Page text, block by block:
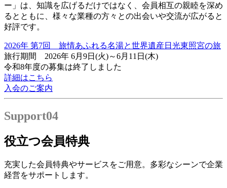
ー」は、知識を広げるだけではなく、会員相互の親睦を深め
るとともに、様々な業種の方々との出会いや交流が広がると
好評です。
2026年 第7回 旅情あふれる名湯と世界遺産日光東照宮の旅
旅行期間 2026年 6月9日(火)～6月11日(木)
令和8年度の募集は終了しました
詳細はこちら
入会のご案内
Support04
役立つ会員特典
充実した会員特典やサービスをご用意。多彩なシーンで企業
経営をサポートします。